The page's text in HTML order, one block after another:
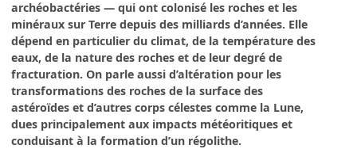
archéobactéries — qui ont colonisé les roches et les
minéraux sur Terre depuis des milliards d’années. Elle
dépend en particulier du climat, de la température des
eaux, de la nature des roches et de leur degré de
fracturation. On parle aussi d’altération pour les
transformations des roches de la surface des
astéroïdes et d’autres corps célestes comme la Lune,
dues principalement aux impacts météoritiques et
conduisant à la formation d’un régolithe.